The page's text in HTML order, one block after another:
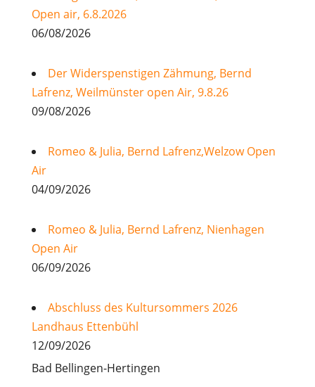
Open air, 6.8.2026
06/08/2026
Der Widerspenstigen Zähmung, Bernd
Lafrenz, Weilmünster open Air, 9.8.26
09/08/2026
Romeo & Julia, Bernd Lafrenz,Welzow Open
Air
04/09/2026
Romeo & Julia, Bernd Lafrenz, Nienhagen
Open Air
06/09/2026
Abschluss des Kultursommers 2026
Landhaus Ettenbühl
12/09/2026
Bad Bellingen-Hertingen